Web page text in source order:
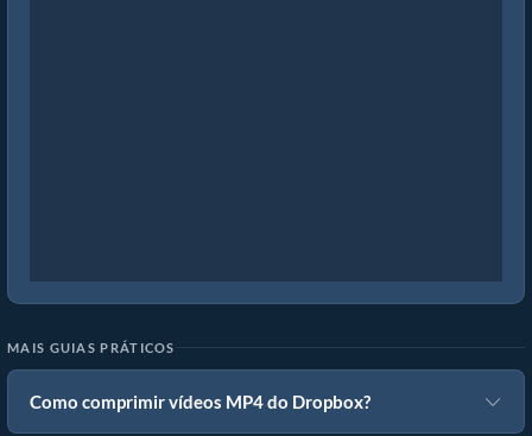
MAIS GUIAS PRÁTICOS
Como comprimir vídeos MP4 do Dropbox?